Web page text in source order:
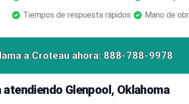
Tiempos de respuesta rápidos Mano de
a Croteau ahora: 888-788-9978
Glenpool, Oklahoma